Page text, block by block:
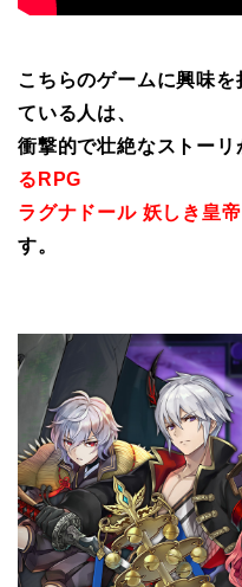
こちらのゲームに興味
ている人は、
衝撃的で壮絶なストーリ
るRPG
ラグナドール 妖しき皇
す。